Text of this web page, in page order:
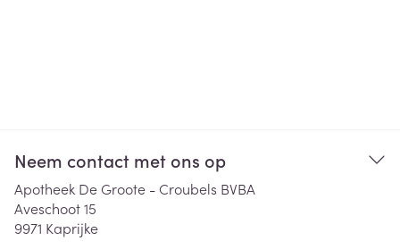
Neem contact met ons op
Apotheek De Groote - Croubels BVBA
Aveschoot 15
9971 Kaprijke